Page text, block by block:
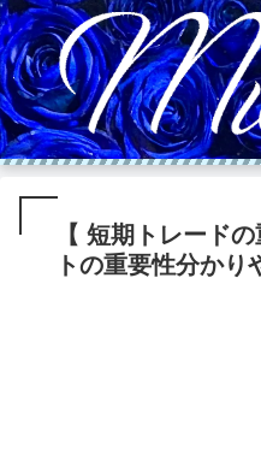
【 短期トレード
トの重要性分かり